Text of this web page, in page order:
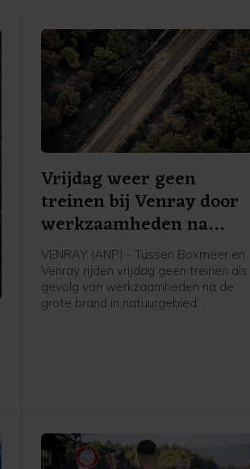
Vrijdag weer geen
treinen bij Venray door
werkzaamheden na
brand
VENRAY (ANP) - Tussen Boxmeer en
Venray rijden vrijdag geen treinen als
gevolg van werkzaamheden na de
grote brand in natuurgebied